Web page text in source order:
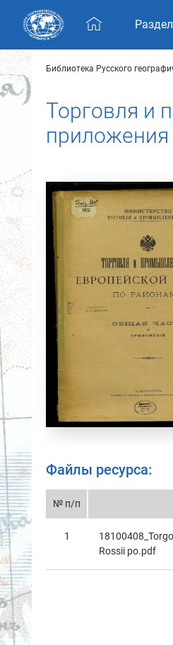
Skip navigation
Библиотека Русского
Торговля и
приложения
Файлы ресурса:
№ п/п
1
Rossii po.pdf